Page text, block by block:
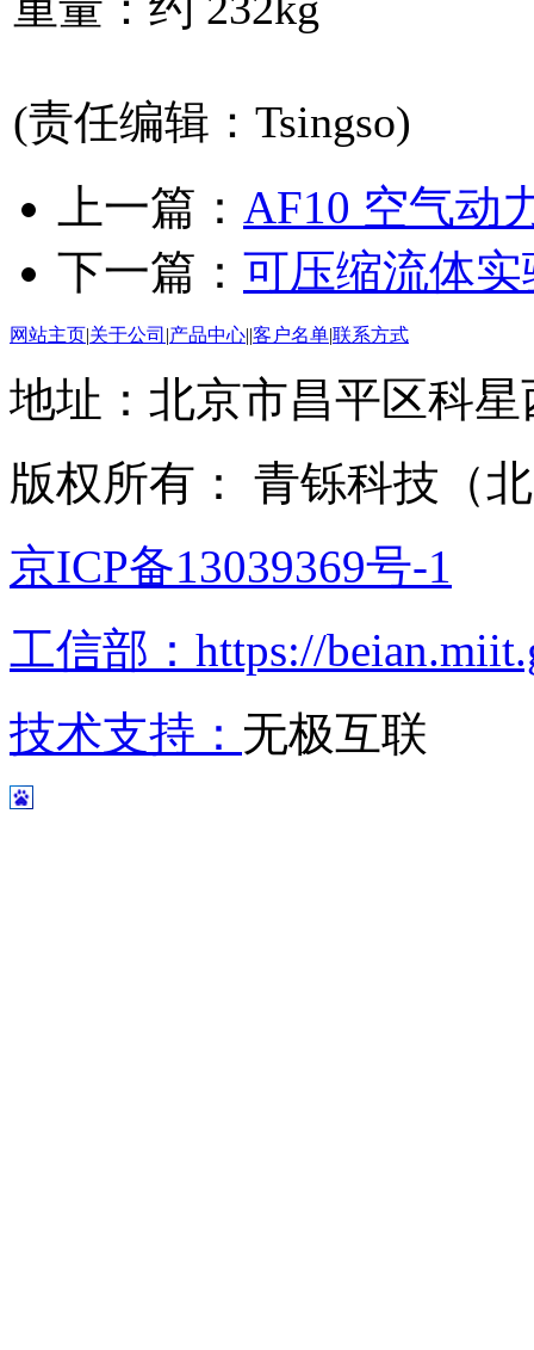
(责任编辑：Tsingso)
上一篇： AF10 空气动
下一篇： 可压缩流体实
网站主页|关于公司 |产品中心||客户名单|联系方式
地址：北京市昌平区科星
版权所有： 青铄科技（
京ICP备13039369号-1
工信部：https://
技术支持： 无极互联